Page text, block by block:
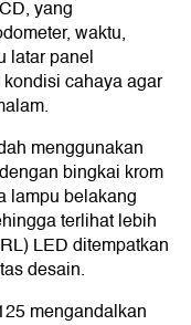
yang
waktu,
latar panel
cahaya agar
menggunakan
bingkai krom
lampu belakang
terlihat lebih
LED ditempatkan
desain.
mengandalkan